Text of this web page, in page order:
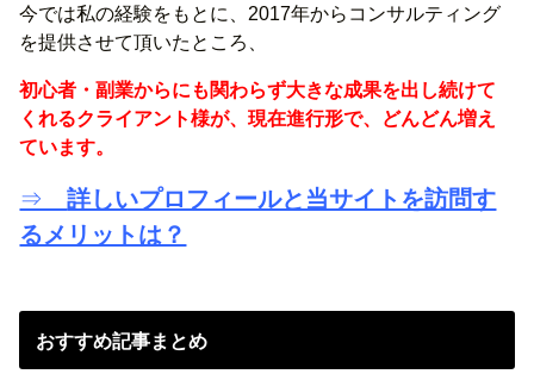
今では私の経験をもとに、2017年からコンサルティング
を提供させて頂いたところ、
初心者・副業からにも関わらず大きな成果を出し続けて
くれるクライアント様が、現在進行形で、どんどん増え
ています。
⇒詳しいプロフィールと当サイトを訪問す
るメリットは？
おすすめ記事まとめ